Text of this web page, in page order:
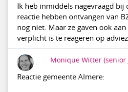
Ik heb inmiddels nagevraagd bij
reactie hebben ontvangen van
nog niet. Maar ze gaven ook
verplicht is te reageren op
Monique Witter
Reactie gemeente Almere: